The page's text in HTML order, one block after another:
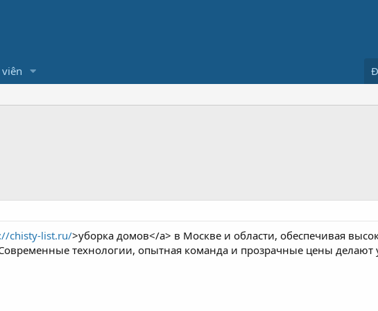
chisty-list.ru/>уборка домов</a> в Москве и области, обеспечивая
технологии, опытная команда и прозрачные цены делают